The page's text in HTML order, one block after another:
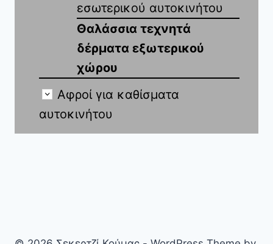
εσωτερικού αυτοκινήτου
Θαλάσσια τεχνητά
δέρματα εξωτερικού
χώρου
Αφροί για καθίσματα
αυτοκινήτου